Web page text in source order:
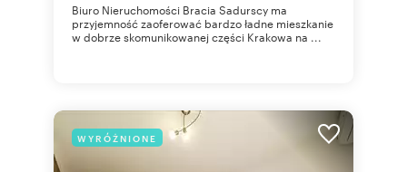
Biuro Nieruchomości Bracia Sadurscy ma
przyjemność zaoferować bardzo ładne mieszkanie
w dobrze skomunikowanej części Krakowa na ...
WYRÓŻNIONE